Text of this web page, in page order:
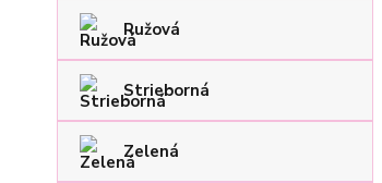
Ružová
Strieborná
Zelená